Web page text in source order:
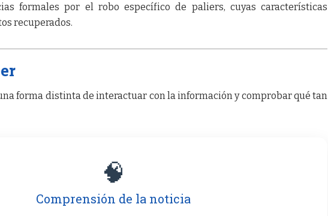
formales por el robo específico de paliers, cuyas características
recuperados.
forma distinta de interactuar con la información y comprobar qué tan
🧠
Comprensión de la noticia